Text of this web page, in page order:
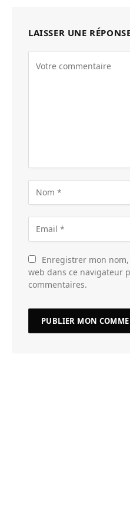
LAISSER UNE
Enregistrer mon
web dans ce navigateur
commentaires.